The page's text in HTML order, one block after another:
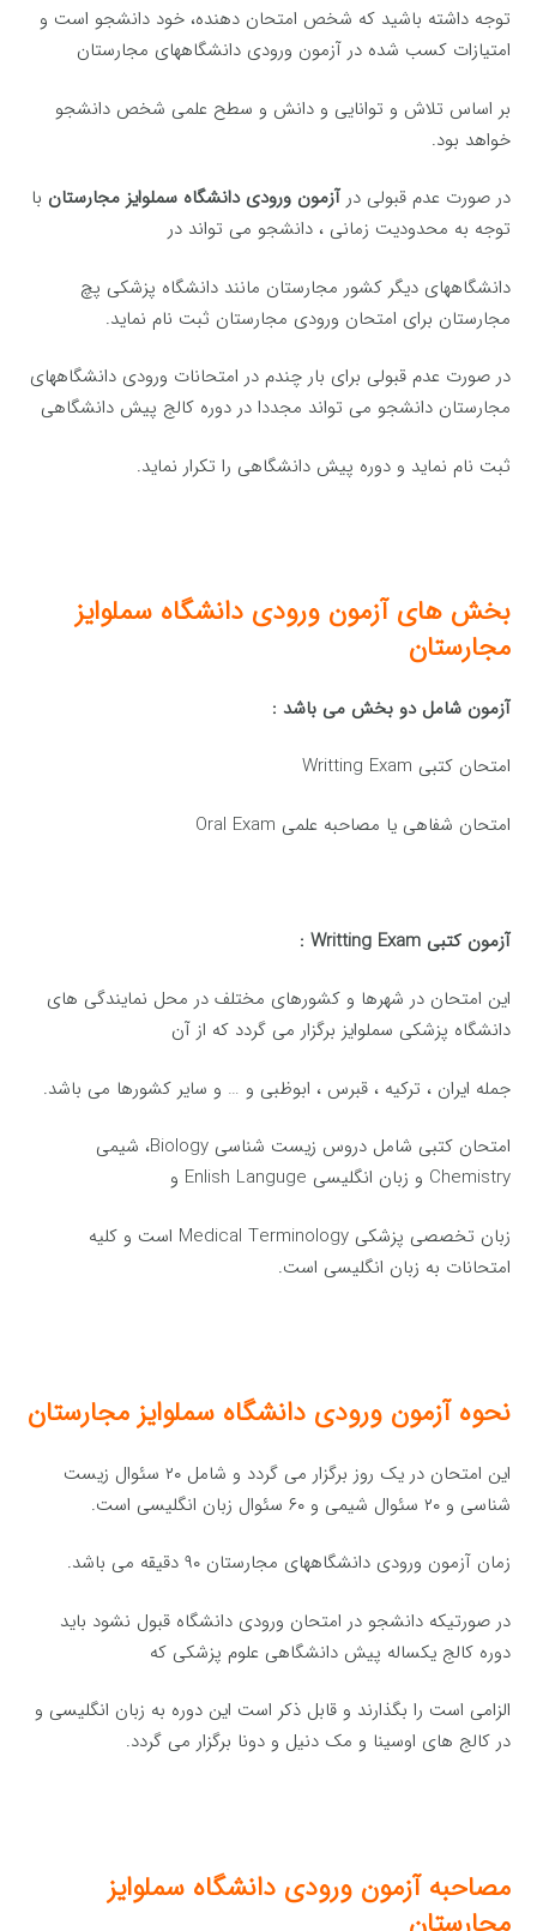
توجه داشته باشید که شخص امتحان دهنده، خود دانشجو است و
امتیازات کسب شده در آزمون ورودی دانشگاههای مجارستان
بر اساس تلاش و توانایی و دانش و سطح علمی شخص دانشجو
خواهد بود.
‌در صورت عدم قبولی درآزمون ورودی دانشگاه سملوایز مجارستان با
توجه به محدودیت زمانی ، دانشجو می تواند در
دانشگاههای دیگر کشور مجارستان مانند دانشگاه پزشکی پچ
مجارستان برای امتحان ورودی مجارستان ثبت نام نماید.
در صورت عدم قبولی برای بار چندم در امتحانات ورودی دانشگاههای
مجارستان دانشجو می تواند مجددا در دوره کالج پیش دانشگاهی
ثبت نام نماید و دوره پیش دانشگاهی را تکرار نماید.
بخش هایآزمونورودی دانشگاه سملوایز
مجارستان
آزمون شامل دو بخش می باشد :
امتحان کتبی Writting Exam
امتحان شفاهی یا مصاحبه علمی Oral Exam
آزمون کتبی Writting Exam :
این امتحان در شهرها و کشورهای مختلف در محل نمایندگی های
دانشگاه پزشکی سملوایز برگزار می گردد که از آن
جمله ایران ، ترکیه ، قبرس ، ابوظبی و … و سایر کشورها می باشد.
امتحان کتبی شامل دروس زیست شناسی Biology، شیمی
Chemistry و زبان انگلیسی Enlish Languge و
زبان تخصصی پزشکی Medical Terminology است و کلیه
امتحانات به زبان انگلیسی است.
نحوهآزمونورودی دانشگاه سملوایز مجارستان
این امتحان در یک روز برگزار می گردد و شامل ۲۰ سئوال زیست
شناسی و ۲۰ سئوال شیمی و ۶۰ سئوال زبان انگلیسی است.
زمان آزمون ورودی دانشگاههای مجارستان ۹۰ دقیقه می باشد.
در صورتیکه دانشجو در امتحان ورودی دانشگاه قبول نشود باید
دوره کالج یکساله پیش دانشگاهی علوم پزشکی که
الزامی است را بگذارند و قابل ذکر است این دوره به زبان انگلیسی و
در کالج های اوسینا و مک دنیل و دونا برگزار می گردد.
مصاحبه آزمون ورودی دانشگاه سملوایز